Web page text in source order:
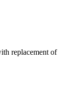
replacement of